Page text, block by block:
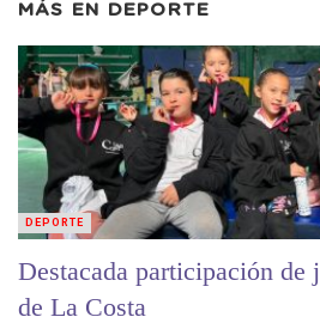
MÁS EN DEPORTE
Destacada participación de
de La Costa
DEPORTE